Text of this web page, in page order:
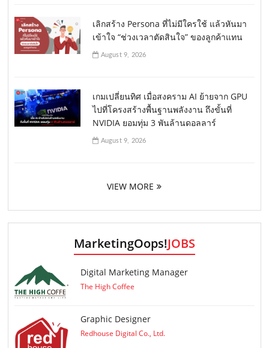
เลิกสร้าง Persona ที่ไม่มีใครใช้ แล้วหันมา
เข้าใจ “ช่วงเวลาตัดสินใจ” ของลูกค้าแทน
August 9, 2026
เกมเปลี่ยนทิศ เมื่อสงคราม AI ย้ายจาก GPU
ไปที่โครงสร้างพื้นฐานพลังงาน ถึงขั้นที่
NVIDIA ยอมทุ่ม 3 พันล้านดอลลาร์
August 9, 2026
VIEW MORE
MarketingOops!JOBS
Digital Marketing Manager
The High Coffee
Graphic Designer
Redhouse Digital Co., Ltd.